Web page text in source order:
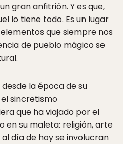
gran anfitrión. Y es que,
lo tiene todo. Es un lugar
que siempre nos
de pueblo mágico se
la época de su
el sincretismo
que ha viajado por el
en su maleta: religión, arte
día de hoy se involucran